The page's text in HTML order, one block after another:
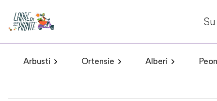
ArbustiArbusti a fioritura primaverile
Arbusti a
OrtensieHydrangea arborescens
Alberi Plumeria